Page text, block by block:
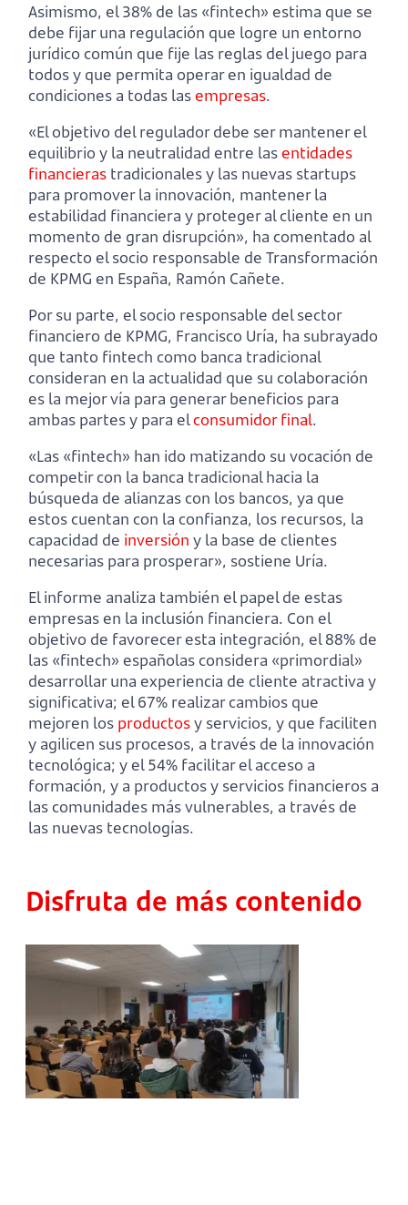
Asimismo, el 38% de las «fintech» estima que se
debe fijar una regulación que logre un entorno
jurídico común que fije las reglas del juego para
todos y que permita operar en igualdad de
condiciones a todas lasempresas.
«El objetivo del regulador debe ser mantener el
equilibrio y la neutralidad entre lasentidades
financieras tradicionales y las nuevas startups
para promover la innovación, mantener la
estabilidad financiera y proteger al cliente en un
momento de gran disrupción», ha comentado al
respecto el socio responsable de Transformación
de KPMG en España, Ramón Cañete.
Por su parte, el socio responsable del sector
financiero de KPMG, Francisco Uría, ha subrayado
que tanto fintech como banca tradicional
consideran en la actualidad que su colaboración
es la mejor vía para generar beneficios para
ambas partes y para elconsumidor final.
«Las «fintech» han ido matizando su vocación de
competir con la banca tradicional hacia la
búsqueda de alianzas con los bancos, ya que
estos cuentan con la confianza, los recursos, la
capacidad de inversión y la base de clientes
necesarias para prosperar», sostiene Uría.
El informe analiza también el papel de estas
empresas en la inclusión financiera. Con el
objetivo de favorecer esta integración, el 88% de
las «fintech» españolas considera «primordial»
desarrollar una experiencia de cliente atractiva y
significativa; el 67% realizar cambios que
mejoren los productosy servicios, y que faciliten
y agilicen sus procesos, a través de la innovación
tecnológica; y el 54% facilitar el acceso a
formación, y a productos y servicios financieros a
las comunidades más vulnerables, a través de
las nuevas tecnologías.
Disfruta de más contenido